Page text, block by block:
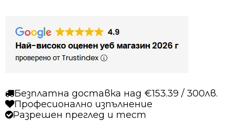
Безплатна доставка над €153.39 / 300лв.
Професионално изпълнение
Разрешен преглед и тест